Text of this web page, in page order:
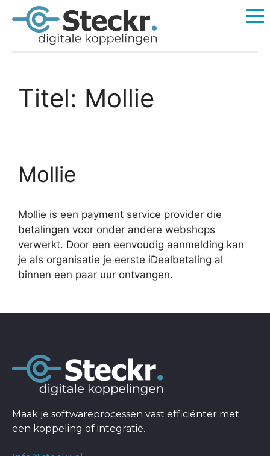
Titel: Mollie
Mollie
Mollie is een payment service provider die
betalingen voor onder andere webshops
verwerkt. Door een eenvoudig aanmelding kan
je als organisatie je eerste iDealbetaling al
binnen een paar uur ontvangen.
Maak je softwareprocessen vast efficiënter met
een koppeling of integratie.